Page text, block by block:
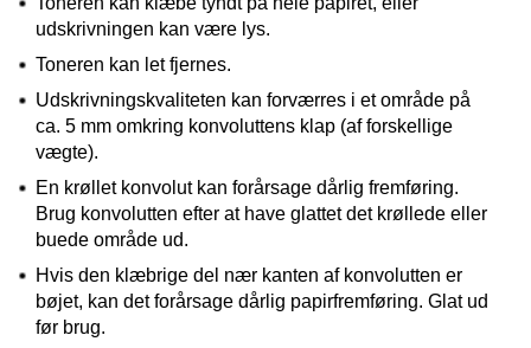
udskrivningen kan være lys.
Toneren kan let fjernes.
Udskrivningskvaliteten kan forværres i et område på
ca. 5 mm omkring konvoluttens klap (af forskellige
vægte).
En krøllet konvolut kan forårsage dårlig fremføring.
Brug konvolutten efter at have glattet det krøllede eller
buede område ud.
Hvis den klæbrige del nær kanten af konvolutten er
bøjet, kan det forårsage dårlig papirfremføring. Glat ud
før brug.